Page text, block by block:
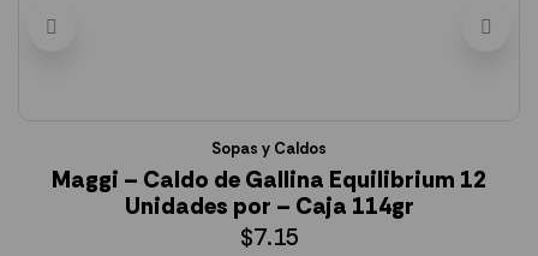
Sopas y Caldos
Maggi – Caldo de Gallina Equilibrium 12
Unidades por – Caja 114gr
$7.15